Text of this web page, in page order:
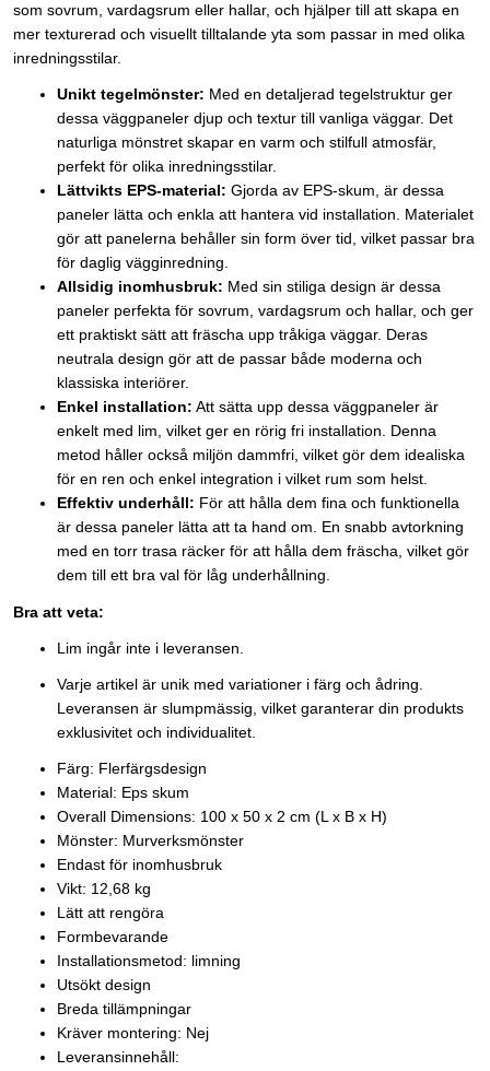
som sovrum, vardagsrum eller hallar, och hjälper till att skapa en
mer texturerad och visuellt tilltalande yta som passar in med olika
inredningsstilar.
Unikt tegelmönster: Med en detaljerad tegelstruktur ger
dessa väggpaneler djup och textur till vanliga väggar. Det
naturliga mönstret skapar en varm och stilfull atmosfär,
perfekt för olika inredningsstilar.
Lättvikts EPS-material: Gjorda av EPS-skum, är dessa
paneler lätta och enkla att hantera vid installation. Materialet
gör att panelerna behåller sin form över tid, vilket passar bra
för daglig vägginredning.
Allsidig inomhusbruk: Med sin stiliga design är dessa
paneler perfekta för sovrum, vardagsrum och hallar, och ger
ett praktiskt sätt att fräscha upp tråkiga väggar. Deras
neutrala design gör att de passar både moderna och
klassiska interiörer.
Enkel installation: Att sätta upp dessa väggpaneler är
enkelt med lim, vilket ger en rörig fri installation. Denna
metod håller också miljön dammfri, vilket gör dem idealiska
för en ren och enkel integration i vilket rum som helst.
Effektiv underhåll: För att hålla dem fina och funktionella
är dessa paneler lätta att ta hand om. En snabb avtorkning
med en torr trasa räcker för att hålla dem fräscha, vilket gör
dem till ett bra val för låg underhållning.
Bra att veta:
Lim ingår inte i leveransen.
Varje artikel är unik med variationer i färg och ådring.
Leveransen är slumpmässig, vilket garanterar din produkts
exklusivitet och individualitet.
Färg: Flerfärgsdesign
Material: Eps skum
Overall Dimensions: 100 x 50 x 2 cm (L x B x H)
Mönster: Murverksmönster
Endast för inomhusbruk
Vikt: 12,68 kg
Lätt att rengöra
Formbevarande
Installationsmetod: limning
Utsökt design
Breda tillämpningar
Kräver montering: Nej
Leveransinnehåll: